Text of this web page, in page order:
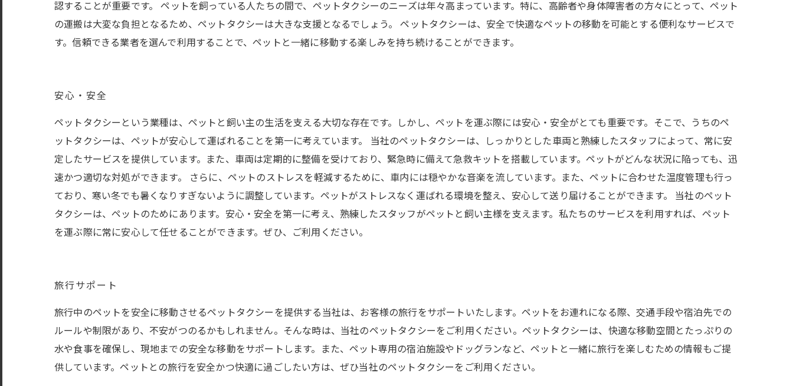
認することが重要です。 ペットを飼っている人たちの間で、ペットタクシーのニーズは年々高まっています。特に、高齢者や身体障害者の方々にとって、ペット
の運搬は大変な負担となるため、ペットタクシーは大きな支援となるでしょう。 ペットタクシーは、安全で快適なペットの移動を可能とする便利なサービスで
す。信頼できる業者を選んで利用することで、ペットと一緒に移動する楽しみを持ち続けることができます。
安心・安全
ペットタクシーという業種は、ペットと飼い主の生活を支える大切な存在です。しかし、ペットを運ぶ際には安心・安全がとても重要です。そこで、うちのペ
ットタクシーは、ペットが安心して運ばれることを第一に考えています。 当社のペットタクシーは、しっかりとした車両と熟練したスタッフによって、常に安
定したサービスを提供しています。また、車両は定期的に整備を受けており、緊急時に備えて急救キットを搭載しています。ペットがどんな状況に陥っても、迅
速かつ適切な対処ができます。 さらに、ペットのストレスを軽減するために、車内には穏やかな音楽を流しています。また、ペットに合わせた温度管理も行っ
ており、寒い冬でも暑くなりすぎないように調整しています。ペットがストレスなく運ばれる環境を整え、安心して送り届けることができます。 当社のペット
タクシーは、ペットのためにあります。安心・安全を第一に考え、熟練したスタッフがペットと飼い主様を支えます。私たちのサービスを利用すれば、ペット
を運ぶ際に常に安心して任せることができます。ぜひ、ご利用ください。
旅行サポート
旅行中のペットを安全に移動させるペットタクシーを提供する当社は、お客様の旅行をサポートいたします。ペットをお連れになる際、交通手段や宿泊先での
ルールや制限があり、不安がつのるかもしれません。そんな時は、当社のペットタクシーをご利用ください。ペットタクシーは、快適な移動空間とたっぷりの
水や食事を確保し、現地までの安全な移動をサポートします。また、ペット専用の宿泊施設やドッグランなど、ペットと一緒に旅行を楽しむための情報もご提
供しています。ペットとの旅行を安全かつ快適に過ごしたい方は、ぜひ当社のペットタクシーをご利用ください。